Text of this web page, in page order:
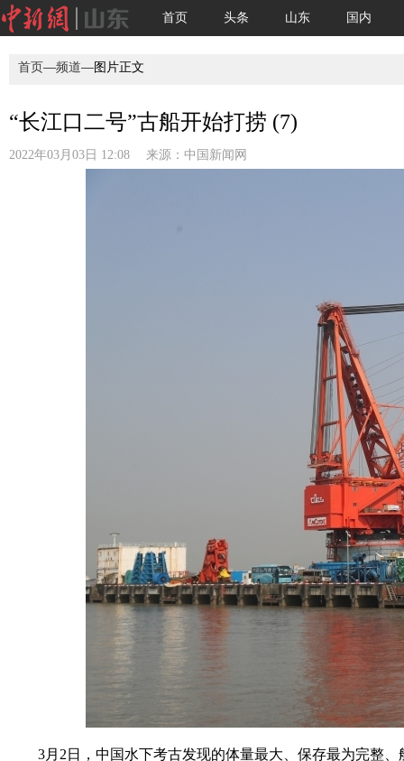
首页 头条 山东 国内
首页—频道—图片正文
“长江口二号”古船开始打捞 (7)
2022年03月03日 12:08 来源： 中国新闻网
3月2日，中国水下考古发现的体量最大、保存最为完整、